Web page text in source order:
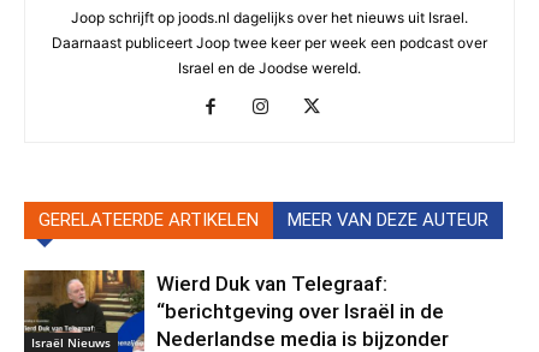
Joop schrijft op joods.nl dagelijks over het nieuws uit Israel.
Daarnaast publiceert Joop twee keer per week een podcast over
Israel en de Joodse wereld.
GERELATEERDE ARTIKELEN MEER VAN DEZE AUTEUR
Israël Nieuws
Wierd Duk van Telegraaf:
“berichtgeving over Israël in de
Nederlandse media is bijzonder